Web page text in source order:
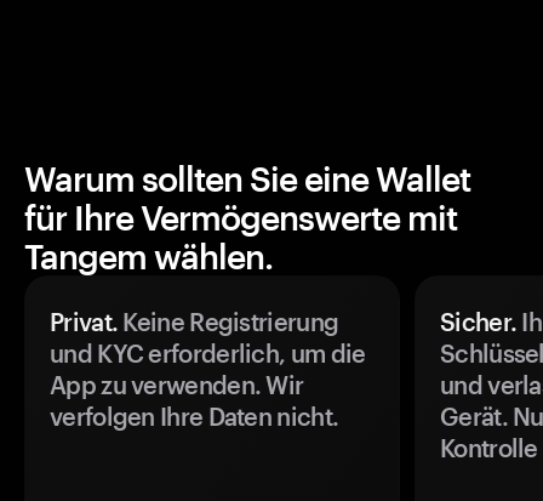
Warum sollten Sie eine Wallet
für Ihre Vermögenswerte mit
Tangem wählen.
Privat. Keine Registrierung
und KYC erforderlich, um die
App zu verwenden. Wir
verfolgen Ihre Daten nicht.
Sicher.
und
Gerät.